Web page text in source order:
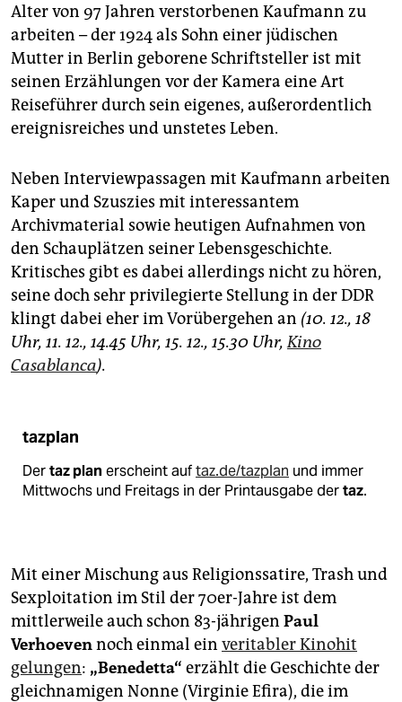
Alter von 97 Jahren verstorbenen Kaufmann zu
arbeiten – der 1924 als Sohn einer jüdischen
Mutter in Berlin geborene Schriftsteller ist mit
seinen Erzählungen vor der Kamera eine Art
Reiseführer durch sein eigenes, außerordentlich
ereignisreiches und unstetes Leben.
Neben Interviewpassagen mit Kaufmann arbeiten
Kaper und Szuszies mit interessantem
Archivmaterial sowie heutigen Aufnahmen von
den Schauplätzen seiner Lebensgeschichte.
Kritisches gibt es dabei allerdings nicht zu hören,
seine doch sehr privilegierte Stellung in der DDR
klingt dabei eher im Vorübergehen an (10. 12., 18
Uhr, 11. 12., 14.45 Uhr, 15. 12., 15.30 Uhr,Kino
Casablanca).
tazplan
Dertaz planerscheint auftaz.de/tazplan und immer
Mittwochs und Freitags in der Printausgabe dertaz.
Mit einer Mischung aus Religionssatire, Trash und
Sexploitation im Stil der 70er-Jahre ist dem
mittlerweile auch schon 83-jährigen Paul
Verhoevennoch einmal ein veritabler Kinohit
gelungen: „Benedetta“ erzählt die Geschichte der
gleichnamigen Nonne (Virginie Efira), die im